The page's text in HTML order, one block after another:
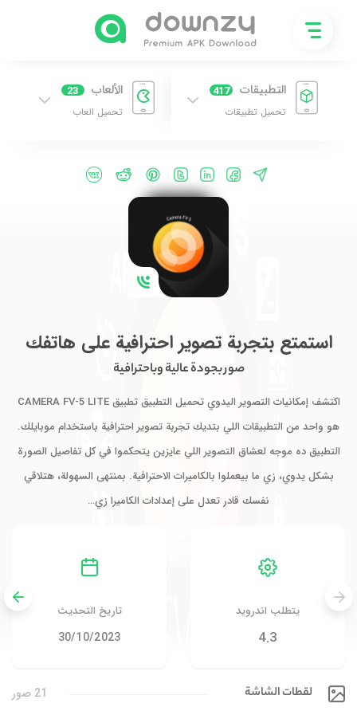
التطبيقات 417
تحميل تطبيقات
الألعاب 23
تحميل العاب
استمتع بتجربة تصوير احترافية على هاتفك
صور بجودة عالية وباحترافية
اكتشف إمكانيات التصوير اليدوي تحميل التطبيق تطبيق CAMERA FV-5 LITE
هو واحد من التطبيقات اللي بتديك تجربة تصوير احترافية باستخدام موبايلك.
التطبيق ده موجه لعشاق التصوير اللي عايزين يتحكموا في كل تفاصيل الصورة
بشكل يدوي، زي ما بيعملوا بالكاميرات الاحترافية. بمنتهى السهولة، هتلاقي
نفسك قادر تعدل على إعدادات الكاميرا زي…
يتطلب اندرويد
4.3
تاريخ التحديث
30/10/2023
لقطات الشاشة 21 صور